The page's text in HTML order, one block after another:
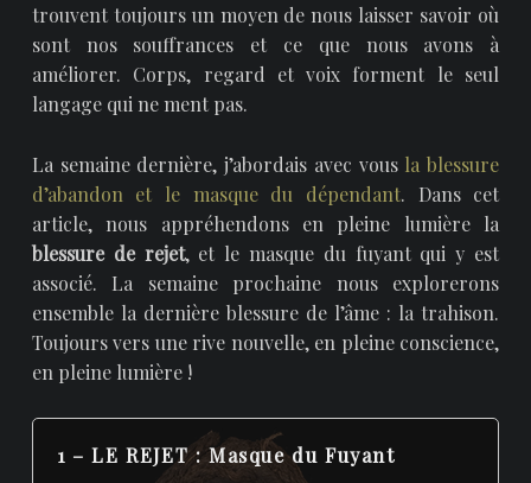
trouvent toujours un moyen de nous laisser savoir où
sont nos souffrances et ce que nous avons à
améliorer. Corps, regard et voix forment le seul
langage qui ne ment pas.
La semaine dernière, j’abordais avec vous la blessure
d’abandon et le masque du dépendant. Dans cet
article, nous appréhendons en pleine lumière la
blessure de rejet, et le masque du fuyant qui y est
associé. La semaine prochaine nous explorerons
ensemble la dernière blessure de l’âme : la trahison.
Toujours vers une rive nouvelle, en pleine conscience,
en pleine lumière !
1 –LE REJET: Masque du Fuyant